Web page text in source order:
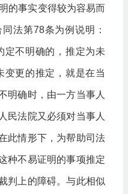
事实变得较为容易而
法第78条为例说明：
定不明确的，推定为未
变更的推定，就是在当
明确时，由一方当事人
民法院又必须对当事人
此情形下，为帮助司法
种不易证明的事项推定
判上的障碍。与此相似